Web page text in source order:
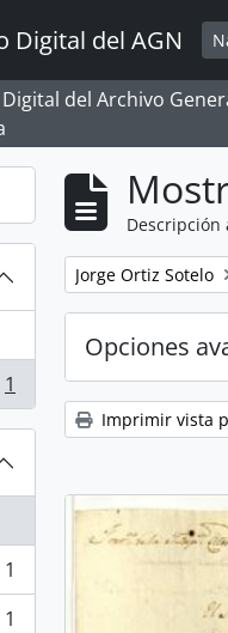
Digital del AGN
del Archivo
1
1
1
Descripción
Remove filter:
Jorge Ortiz Sotelo
Opciones
Imprimir vista